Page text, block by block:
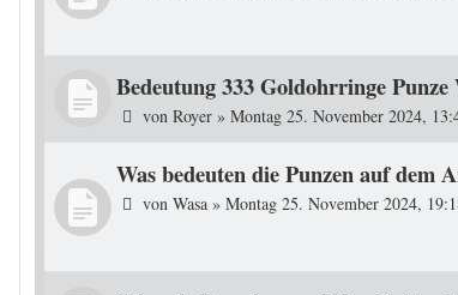
Bedeutung 333 Goldohrringe
von Royer » Montag 25. November 2024,
Was bedeuten die Punzen auf dem
von Wasa » Montag 25. November 2024,